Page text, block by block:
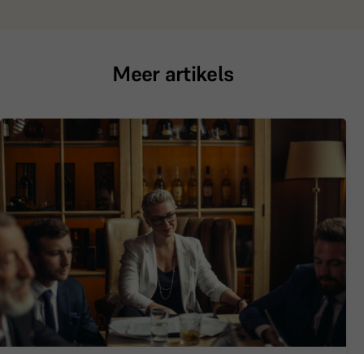
Meer artikels